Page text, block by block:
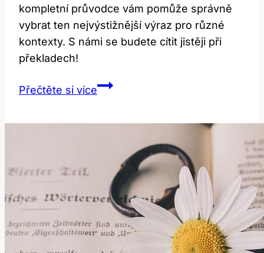
kompletní průvodce vám pomůže správně
vybrat ten nejvýstižnější výraz pro různé
kontexty. S námi se budete cítit jistěji při
překladech!
Přečtěte si víceJak
Češtiny:
Kompletní
Průvodce